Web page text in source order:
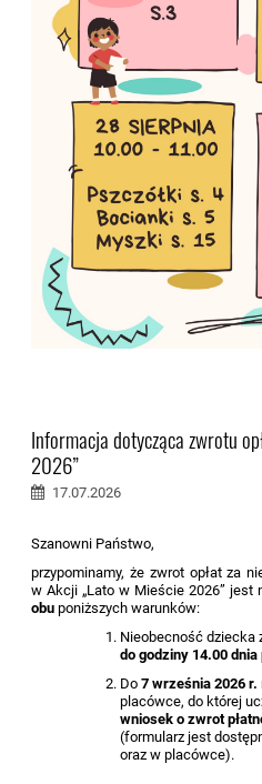
Informacja dotycząca zwrotu
2026”
17.07.2026
Szanowni Państwo,
przypominamy, że zwrot opłat za
w Akcji „Lato w Mieście 2026” jest
obu poniższych warunków:
Nieobecność dziecka
do godziny 14.00
Do7 września 2026 r.
placówce, do której
wniosek o zwrot
(formularz jest
oraz w placówce).